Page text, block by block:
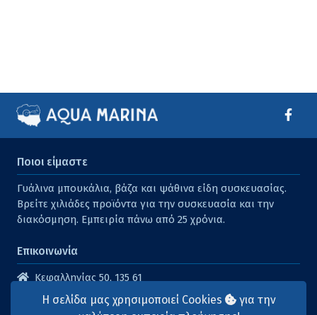
Ποιοι είμαστε
Γυάλινα μπουκάλια, βάζα και ψάθινα είδη συσκευασίας.
Βρείτε χιλιάδες προϊόντα για την συσκευασία και την
διακόσμηση. Εμπειρία πάνω από 25 χρόνια.
Επικοινωνία
Κεφαλληνίας 50, 135 61
Άγιοι Ανάργυροι
Η σελίδα μας χρησιμοποιεί Cookies
για την